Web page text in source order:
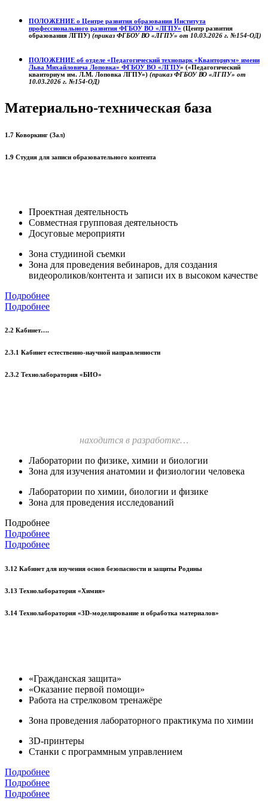
ПОЛОЖЕНИЕ о Центре развития образования Института
профессионального развития ФГБОУ ВО «ЛГПУ» (Центр развития
образования ЛГПУ) (приказ ФГБОУ ВО «ЛГПУ» от 10.03.2026 г. №154-ОД)
ПОЛОЖЕНИЕ об отделе «Педагогический технопарк «Кванториум» имени
Льва Михайловича Лоповка» ФГБОУ ВО «ЛГПУ» («Педагогический
кванториум им. Л.М. Лоповка ЛГПУ») (приказ ФГБОУ ВО «ЛГПУ» от
10.03.2026 г. №154-ОД)
Материально-техническая база
1.7 Коворкинг (Зал)
1.9 Студия для записи образовательного контента
Проектная деятельность
Совместная групповая деятельность
Досуговые мероприяти
Зона студииной съемки
Зона для проведения вебинаров, для создания
видеороликов/контента и записи их в высоком качестве
Подробнее
Подробнее
2.2 Кабинет….
2.3.1 Кабинет естественно-научной направленности
2.3.2 Технолаборатория «БИО»
находится в разработке…
Лаборатории по физике, химии и биологии
Зона для изучения анатомии и физиологии человека
Лаборатории по химии, биологии и физике
Зона для проведения исследований
Подробнее
Подробнее
Подробнее
3.12 Кабинет для изучения основ безопасности и защиты Родины
3.13 Технолаборатория «Химия»
3.14 Технолаборатория «3D-моделирование и обработка материалов»
«Гражданская защита»
«Оказание первой помощи»
Работа на стрелковом тренажёре
Зона проведения лабораторного практикума по химии
3D-принтеры
Станки с программным управлением
Подробнее
Подробнее
Подробнее